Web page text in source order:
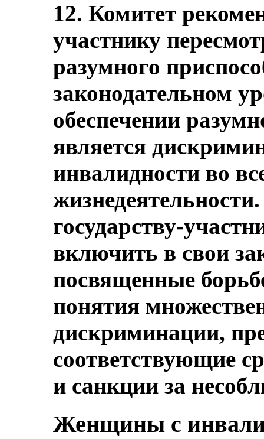
12. Комитет
участнику
разумного
законодательном
обеспечении
является
инвалидности во
государству-
включить в свои
посвященные
понятия
дискриминации,
соответствующие
и санкции за
Женщины с